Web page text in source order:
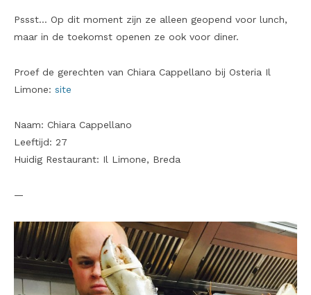
Pssst… Op dit moment zijn ze alleen geopend voor lunch,
maar in de toekomst openen ze ook voor diner.
Proef de gerechten van Chiara Cappellano bij Osteria Il
Limone: site
Naam: Chiara Cappellano
Leeftijd: 27
Huidig Restaurant: Il Limone, Breda
—